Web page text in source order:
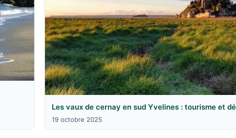
Les vaux de cernay en sud Yvelines : tourisme et
19 octobre 2025